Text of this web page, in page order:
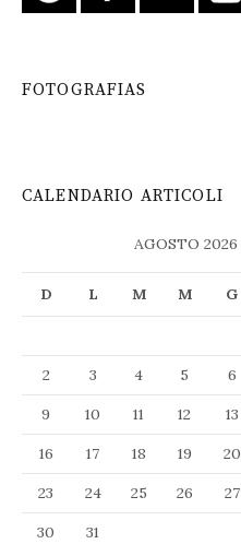
FOTOGRAFIAS
CALENDARIO ARTICOLI
AGOSTO 2026
D L M M G
2
3 4 5 6
9
10 11 12 13
16
17 18 19 20
23
24 25 26 27
30
31